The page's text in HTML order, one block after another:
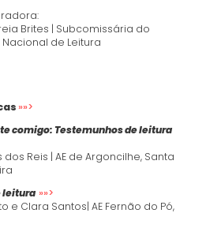
Brites | Subcomissária do
Nacional de Leitura
»»>
comigo: Testemunhos de leitura
dos Reis | AE de Argoncilhe, Santa
leitura »»>
e Clara Santos| AE Fernão do Pó,